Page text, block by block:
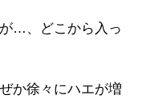
…、どこから入っ
か徐々にハエが増